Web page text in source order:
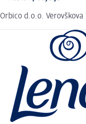
Orbico d.o.o.